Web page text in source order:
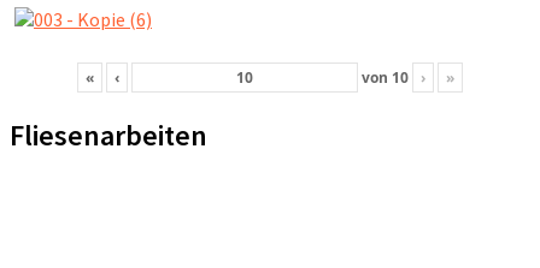
« ‹ von 10 › »
Fliesenarbeiten